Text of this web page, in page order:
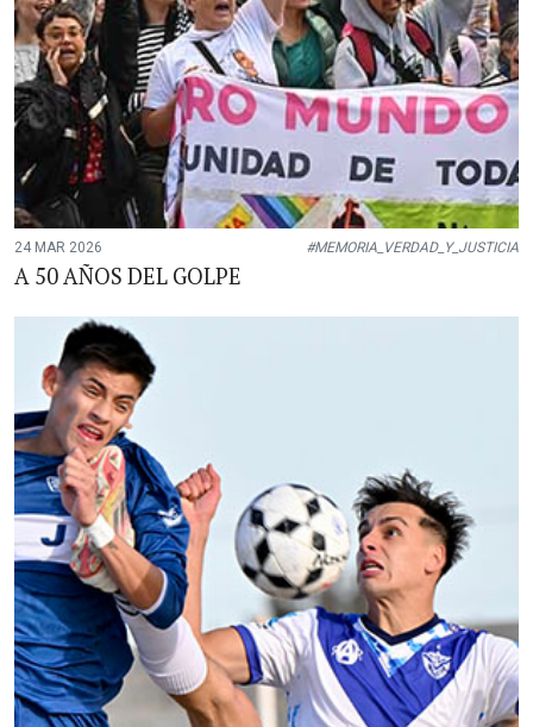
24 MAR 2026 #MEMORIA_VERDAD_Y_JUSTICIA
A 50 AÑOS DEL GOLPE